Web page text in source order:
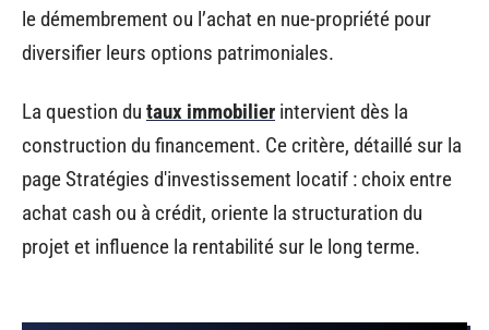
le démembrement ou l’achat en nue-propriété pour
diversifier leurs options patrimoniales.
La question du taux immobilier intervient dès la
construction du financement. Ce critère, détaillé sur la
page Stratégies d'investissement locatif : choix entre
achat cash ou à crédit, oriente la structuration du
projet et influence la rentabilité sur le long terme.